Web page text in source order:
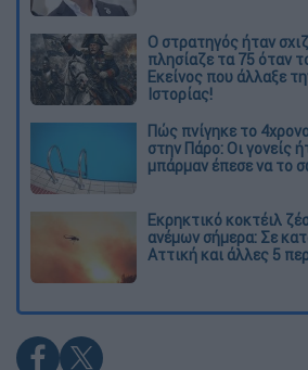
O στρατηγός ήταν
πλησίαζε τα 75 όταν
Εκείνος που άλλαξε
Ιστορίας!
Πώς πνίγηκε το
στην Πάρο: Οι γονείς
μπάρμαν έπεσε να το
Εκρηκτικό κοκτέιλ
ανέμων σήμερα: Σε
Αττική και άλλες 5